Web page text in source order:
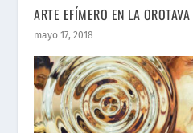
ARTE EFÍMERO EN LA OROTAVA
mayo 17, 2018